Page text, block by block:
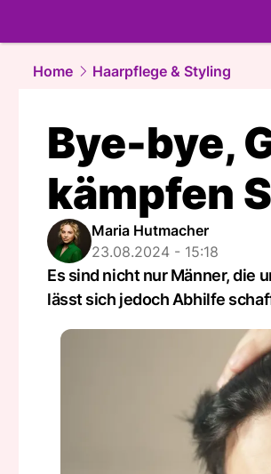
Home
Haarpflege & Styling
Bye-bye,
kämpfen
Maria Hutmacher
23.08.2024 - 15:18
Es sind nicht nur Männer, die
lässt sich jedoch Abhilfe